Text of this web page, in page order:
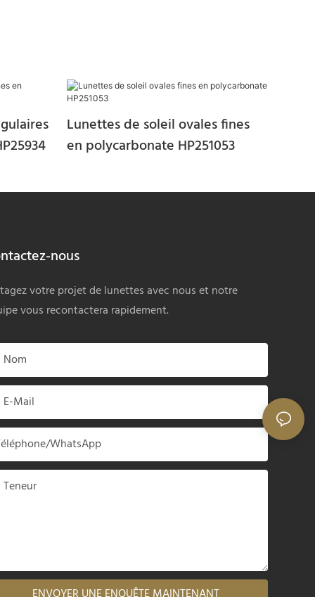
Lunettes de soleil ovales fines
en polycarbonate HP251053
nous
votre projet de lunettes avec nous et notre
vous recontactera rapidement.
Nom
E-Mail
WhatsApp
Teneur